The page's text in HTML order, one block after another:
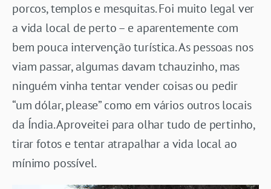
porcos, templos e mesquitas. Foi muito legal ver
a vida local de perto – e aparentemente com
bem pouca intervenção turística. As pessoas nos
viam passar, algumas davam tchauzinho, mas
ninguém vinha tentar vender coisas ou pedir
“um dólar, please” como em vários outros locais
da Índia. Aproveitei para olhar tudo de pertinho,
tirar fotos e tentar atrapalhar a vida local ao
mínimo possível.